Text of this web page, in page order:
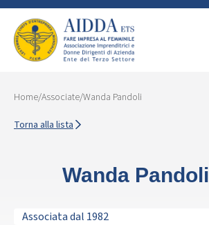
Home/Associate/Wanda Pandoli
Torna alla lista
Wanda Pandoli
Associata dal 1982